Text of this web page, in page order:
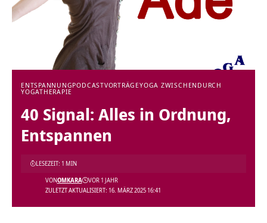
ENTSPANNUNGPODCASTVORTRÄGEYOGA ZWISCHENDURCH
YOGATHERAPIE
40 Signal: Alles in Ordnung,
Entspannen
ZULETZT AKTUALISIERT: 16. MÄRZ 2025 16:41
VONOMKARA VOR 1 JAHR
LESEZEIT: 1 MIN